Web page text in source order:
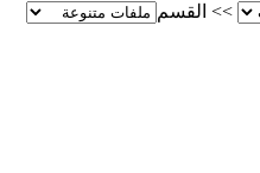
>> القسم